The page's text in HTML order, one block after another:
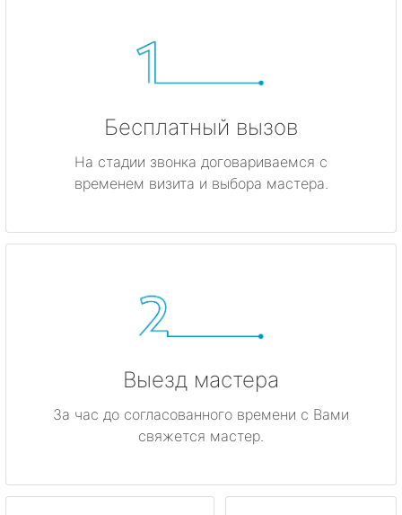
Бесплатный вызов
На стадии звонка договариваемся с
временем визита и выбора мастера.
Выезд мастера
За час до согласованного времени с Вами
свяжется мастер.